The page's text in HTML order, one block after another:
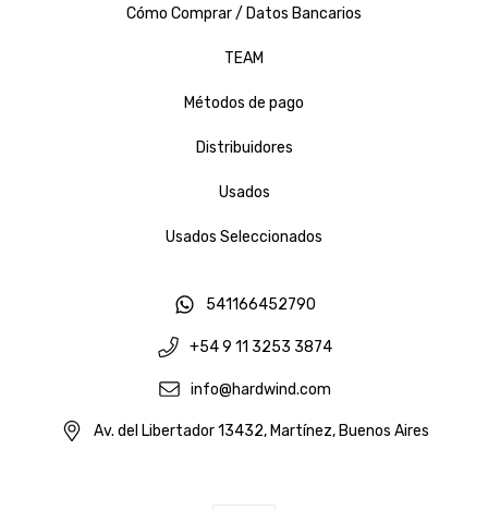
Cómo Comprar / Datos Bancarios
TEAM
Métodos de pago
Distribuidores
Usados
Usados Seleccionados
541166452790
+54 9 11 3253 3874
info@hardwind.com
Av. del Libertador 13432, Martínez, Buenos Aires